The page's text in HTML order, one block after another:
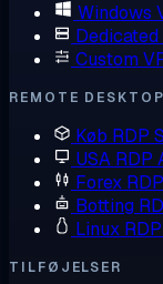
Windows
Custom
REMOTE DESKTOP
Køb RDP
USA RDP
Forex RDP
Botting
Linux RDP
TILFØJELSER